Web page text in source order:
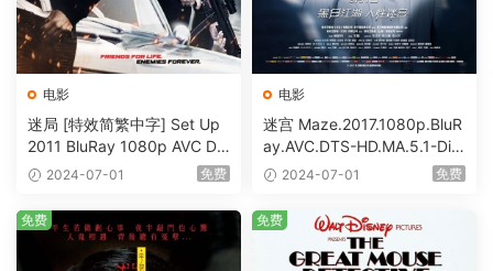
电影
迷局 [特效简繁中字] Set Up
2011 BluRay 1080p AVC DT
S-HD MA5.1-shhaclm@CHD
2024-07-01 免费
电影
迷宫 Maze.2017.1080p.BluR
ay.AVC.DTS-HD.MA.5.1-DiY
@HDHome [BDISO 19.7GB]
2024-07-01 免费
免费 免费